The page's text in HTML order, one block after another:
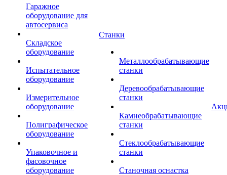
Гаражное
оборудование для
автосервиса
Складское
оборудование
Испытательное
оборудование
Измерительное
оборудование
Полиграфическое
оборудование
Упаковочное и
фасовочное
оборудование
Станки
Металлообрабатывающие
станки
Деревообрабатывающие
станки
Камнеобрабатывающие
станки
Стеклообрабатывающие
станки
Станочная оснастка